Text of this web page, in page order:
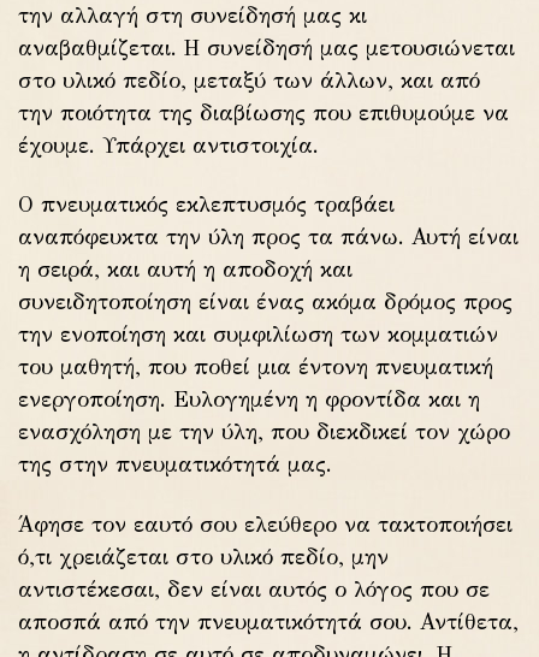
την αλλαγή στη συνείδησή μας κι
αναβαθμίζεται. Η συνείδησή μας μετουσιώνεται
στο υλικό πεδίο, μεταξύ των άλλων, και από
την ποιότητα της διαβίωσης που επιθυμούμε να
έχουμε. Υπάρχει αντιστοιχία.
Ο πνευματικός εκλεπτυσμός τραβάει
αναπόφευκτα την ύλη προς τα πάνω. Αυτή είναι
η σειρά, και αυτή η αποδοχή και
συνειδητοποίηση είναι ένας ακόμα δρόμος προς
την ενοποίηση και συμφιλίωση των κομματιών
του μαθητή, που ποθεί μια έντονη πνευματική
ενεργοποίηση. Ευλογημένη η φροντίδα και η
ενασχόληση με την ύλη, που διεκδικεί τον χώρο
της στην πνευματικότητά μας.
Άφησε τον εαυτό σου ελεύθερο να τακτοποιήσει
ό,τι χρειάζεται στο υλικό πεδίο, μην
αντιστέκεσαι, δεν είναι αυτός ο λόγος που σε
αποσπά από την πνευματικότητά σου. Αντίθετα,